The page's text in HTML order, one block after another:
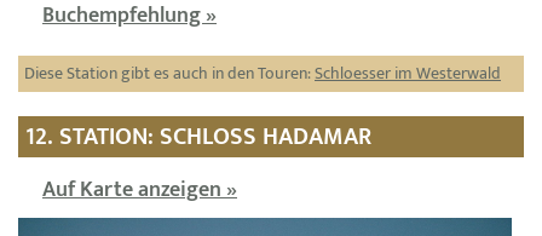
Buchempfehlung »
Diese Station gibt es auch in den Touren:Schloesser im Westerwald
12. STATION: SCHLOSS HADAMAR
Auf Karte anzeigen »